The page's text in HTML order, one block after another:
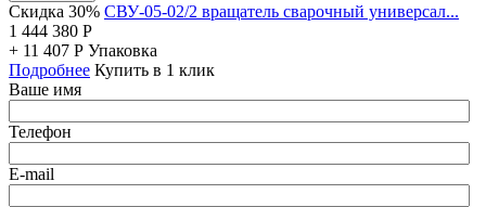
Скидка 30% СВУ-05-02/2 вращатель сварочный универсал...
1 444 380 Р
+ 11 407 Р Упаковка
Подробнее Купить в 1 клик
Ваше имя
Телефон
E-mail